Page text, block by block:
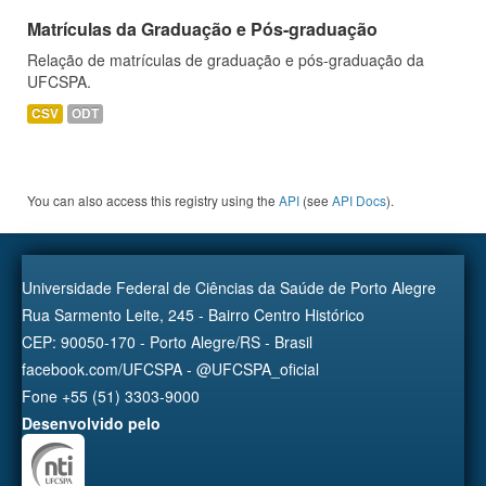
Matrículas da Graduação e Pós-graduação
Relação de matrículas de graduação e pós-graduação da
UFCSPA.
CSV ODT
You can also access this registry using the API (see API Docs).
Universidade Federal de Ciências da Saúde de Porto Alegre
Rua Sarmento Leite, 245 - Bairro Centro Histórico
CEP: 90050-170 - Porto Alegre/RS - Brasil
facebook.com/UFCSPA - @UFCSPA_oficial
Fone +55 (51) 3303-9000
Desenvolvido pelo